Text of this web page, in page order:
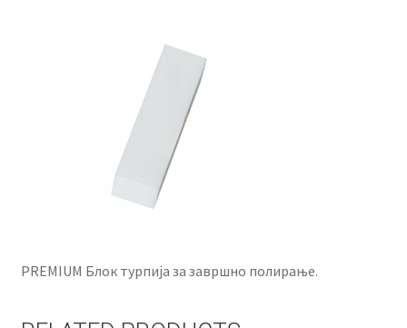
PREMIUM Блок турпија за завршно полирање.